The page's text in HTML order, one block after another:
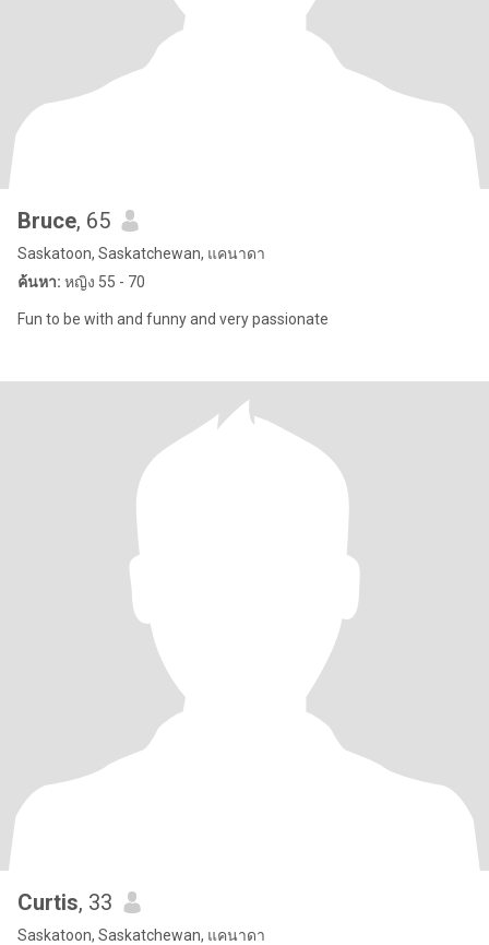
Bruce, 65
Saskatoon, Saskatchewan, แคนาดา
ค้นหา: หญิง 55 - 70
Fun to be with and funny and very passionate
Curtis, 33
Saskatoon, Saskatchewan, แคนาดา